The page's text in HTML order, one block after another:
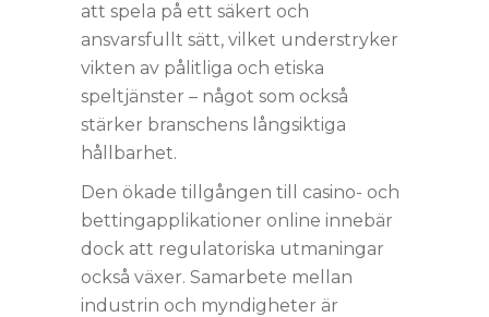
att spela på ett säkert och
ansvarsfullt sätt, vilket understryker
vikten av pålitliga och etiska
speltjänster – något som också
stärker branschens långsiktiga
hållbarhet.
Den ökade tillgången till casino- och
bettingapplikationer online innebär
dock att regulatoriska utmaningar
också växer. Samarbete mellan
industrin och myndigheter är